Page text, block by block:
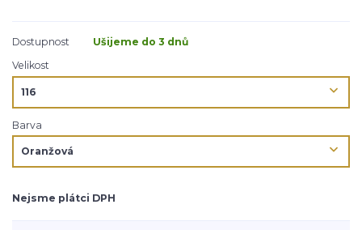
Dostupnost
Ušijeme do 3 dnů
Velikost
Barva
Nejsme plátci DPH